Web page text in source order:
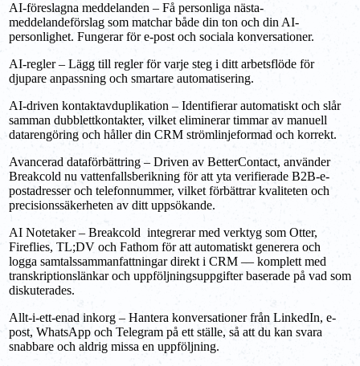
AI-föreslagna meddelanden – Få personliga nästa-
meddelandeförslag som matchar både din ton och din AI-
personlighet. Fungerar för e-post och sociala konversationer.
AI-regler – Lägg till regler för varje steg i ditt arbetsflöde för
djupare anpassning och smartare automatisering.
AI-driven kontaktavduplikation – Identifierar automatiskt och slår
samman dubblettkontakter, vilket eliminerar timmar av manuell
datarengöring och håller din CRM strömlinjeformad och korrekt.
Avancerad dataförbättring – Driven av BetterContact, använder
Breakcold nu vattenfallsberikning för att yta verifierade B2B-e-
postadresser och telefonnummer, vilket förbättrar kvaliteten och
precisionssäkerheten av ditt uppsökande.
AI Notetaker – Breakcold integrerar med verktyg som Otter,
Fireflies, TL;DV och Fathom för att automatiskt generera och
logga samtalssammanfattningar direkt i CRM — komplett med
transkriptionslänkar och uppföljningsuppgifter baserade på vad som
diskuterades.
Allt-i-ett-enad inkorg – Hantera konversationer från LinkedIn, e-
post, WhatsApp och Telegram på ett ställe, så att du kan svara
snabbare och aldrig missa en uppföljning.